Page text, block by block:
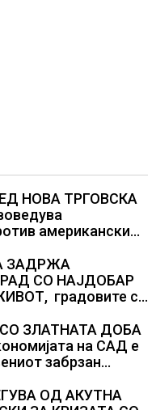
НОВА ТРГОВСКА
американски
ЗАДРЖА
СО НАЈДОБАР
градовите со
со
фактори
ЗЛАТНАТА ДОБА
на САД е
забрзан
ОД АКУТНА